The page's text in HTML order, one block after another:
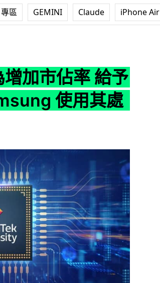
區 GEMINI Claude iPhone Air
加市佔率 給予
使用其處